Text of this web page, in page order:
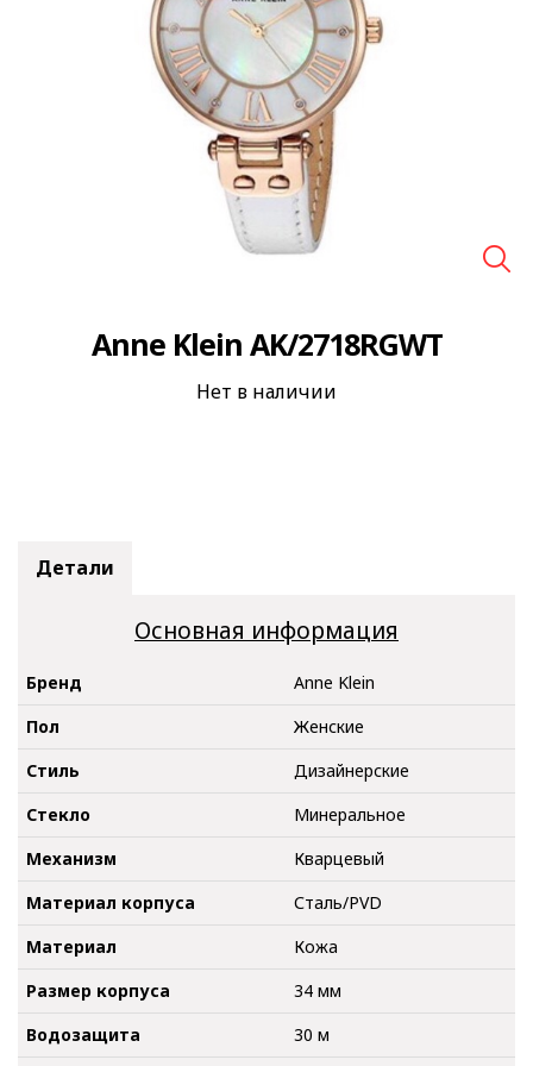
Anne Klein AK/2718RGWT
Нет в наличии
Детали
Основная информация
Бренд
Anne Klein
Пол
Женские
Стиль
Дизайнерские
Стекло
Минеральное
Механизм
Кварцевый
Материал корпуса
Сталь/PVD
Материал
Кожа
Размер корпуса
34 мм
Водозащита
30 м